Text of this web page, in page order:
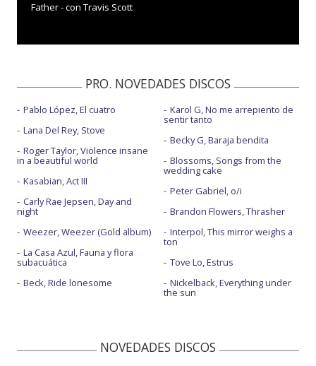
Father - con Travis Scott
PRO. NOVEDADES DISCOS
Pablo López, El cuatro
Lana Del Rey, Stove
Roger Taylor, Violence insane
in a beautiful world
Kasabian, Act III
Carly Rae Jepsen, Day and
night
Weezer, Weezer (Gold album)
La Casa Azul, Fauna y flora
subacuática
Beck, Ride lonesome
Karol G, No me arrepiento de
sentir tanto
Becky G, Baraja bendita
Blossoms, Songs from the
wedding cake
Peter Gabriel, o/i
Brandon Flowers, Thrasher
Interpol, This mirror weighs a
ton
Tove Lo, Estrus
Nickelback, Everything under
the sun
NOVEDADES DISCOS